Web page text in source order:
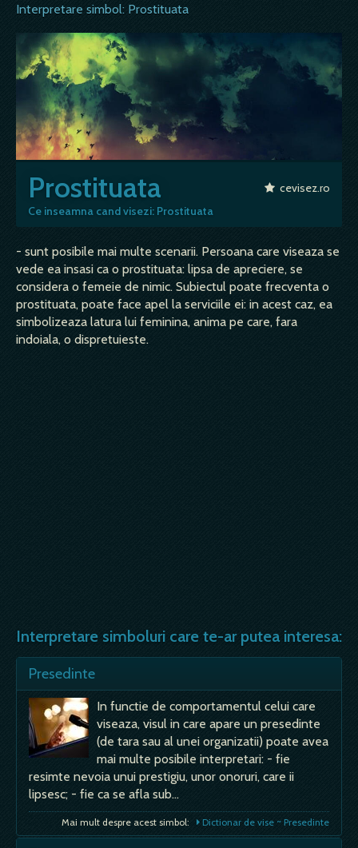
Interpretare simbol: Prostituata
Prostituata
Ce inseamna cand visezi: Prostituata
cevisez.ro
- sunt posibile mai multe scenarii. Persoana care viseaza se
vede ea insasi ca o prostituata: lipsa de apreciere, se
considera o femeie de nimic. Subiectul poate frecventa o
prostituata, poate face apel la serviciile ei: in acest caz, ea
simbolizeaza latura lui feminina, anima pe care, fara
indoiala, o dispretuieste.
Interpretare simboluri care te-ar putea interesa:
Presedinte
In functie de comportamentul celui care
viseaza, visul in care apare un presedinte
(de tara sau al unei organizatii) poate avea
mai multe posibile interpretari: - fie
resimte nevoia unui prestigiu, unor onoruri, care ii
lipsesc; - fie ca se afla sub…
Mai mult despre acest simbol: Dictionar de vise ~ Presedinte